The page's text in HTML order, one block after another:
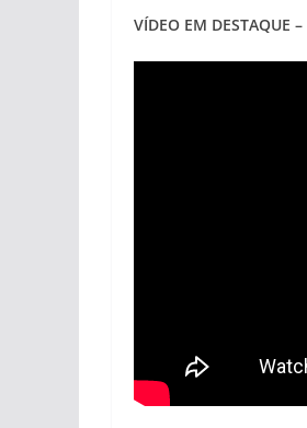
VÍDEO EM DESTAQUE –